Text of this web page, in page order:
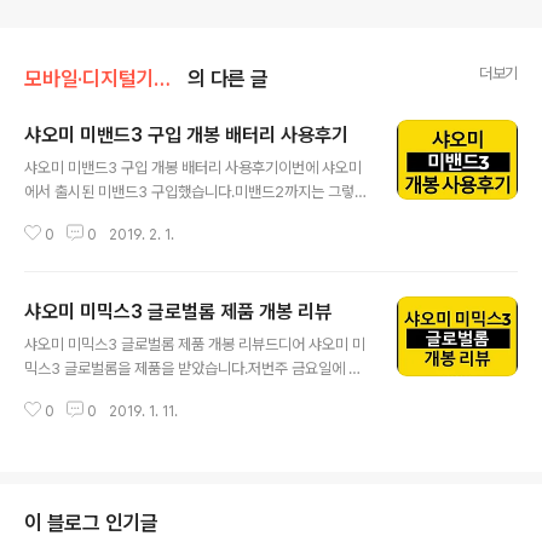
모바일·디지털기기/샤오미·중국폰 의 다른 글 더보기
샤오미 미밴드3 구입 개봉 배터리 사용후기
샤오미 미밴드3 구입 개봉 배터리 사용후기이번에 샤오미
에서 출시된 미밴드3 구입했습니다.미밴드2까지는 그렇게
국내의 중소기업 제품 두개를 사용했었습니다. 삼성을 그
레이 시인성과 터치감 그리고 사용성에 따른 자동 모드 변
경이 확실히 중소기업제품보다는 좋다는 생각이 들었는데
요 하지만 두 제품모두의 단점이라고 한다면 배터리의 노
의 스펙으로 배터리 충전은 빨라 잠깐 샤워할때나 식사할
0 0 2019. 2. 1.
샤오미 미믹스3 글로벌롬 제품 개봉 리뷰
샤오미 미믹스3 글로벌롬 제품 개봉 리뷰드디어 샤오미 미
믹스3 글로벌롬을 제품을 받았습니다.저번주 금요일에 기
간에 받았습니다. 생각보다 이렇게 빨리 받을 수 있다니 기
샤오미 미믹스3 글로벌롬 출시 할인코드 구입기샤오미 미
믹스3 성능 스펙 정보 제품의 사양은 샤오미 미믹스3 6G
0 0 2019. 1. 11.
이 블로그 인기글